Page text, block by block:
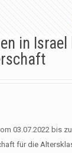
in Israel
03.07.2022 bis
für die